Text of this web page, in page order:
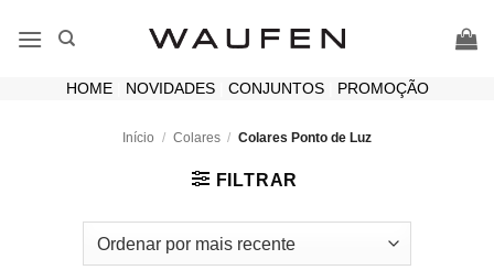
HOME| NOVIDADES| CONJUNTOS| PROMOÇÃO
Início / Colares / Colares Ponto de Luz
FILTRAR